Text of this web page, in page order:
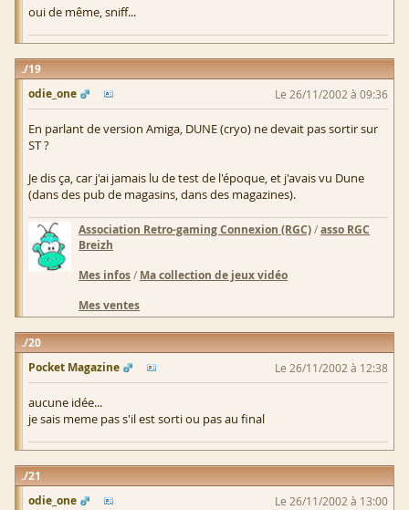
oui de même, sniff...
19
odie_one
Le 26/11/2002 à 09:36
En parlant de version Amiga, DUNE (cryo) ne devait pas sortir sur
ST ?
Je dis ça, car j'ai jamais lu de test de l'époque, et j'avais vu Dune
(dans des pub de magasins, dans des magazines).
Association Retro-gaming Connexion (RGC)/asso RGC
Breizh
Mes infos/ Ma collection de jeux vidéo
Mes ventes
20
Pocket Magazine
Le 26/11/2002 à 12:38
aucune idée...
je sais meme pas s'il est sorti ou pas au final
21
odie_one
Le 26/11/2002 à 13:00